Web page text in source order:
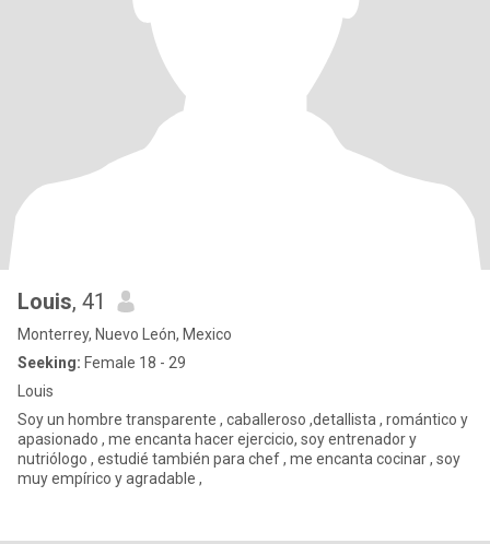
Louis, 41
Monterrey, Nuevo León, Mexico
Seeking: Female 18 - 29
Louis
Soy un hombre transparente , caballeroso ,detallista , romántico y
apasionado , me encanta hacer ejercicio, soy entrenador y
nutriólogo , estudié también para chef , me encanta cocinar , soy
muy empírico y agradable ,